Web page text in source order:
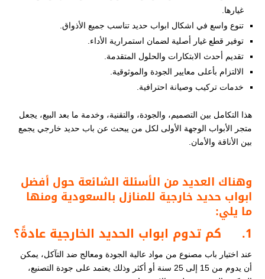
غيارها.
تنوع واسع في اشكال ابواب حديد تناسب جميع الأذواق.
توفير قطع غيار أصلية لضمان استمرارية الأداء.
تقديم أحدث الابتكارات والحلول المتقدمة.
الالتزام بأعلى معايير الجودة والموثوقية.
خدمات تركيب وصيانة احترافية.
هذا التكامل بين التصميم، والجودة، والتقنية، وخدمة ما بعد البيع، يجعل
متجر الأبواب الوجهة الأولى لكل من يبحث عن باب حديد خارجي يجمع
بين الأناقة والأمان.
وهناك العديد من الأسئلة الشائعة حول أفضل
ابواب حديد خارجية للمنازل ​ بالسعودية ومنها
ما يلي:
1. كم تدوم ابواب الحديد الخارجية عادةً؟
عند اختيار باب مصنوع من مواد عالية الجودة ومعالج ضد التآكل، يمكن
أن يدوم من 15 إلى 25 سنة أو أكثر وذلك يعتمد على جودة التصنيع،